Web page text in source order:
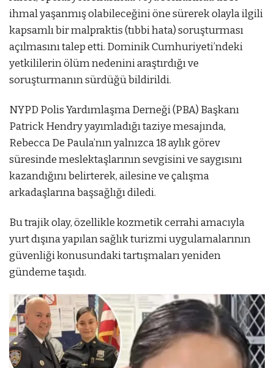
ihmal yaşanmış olabileceğini öne sürerek olayla ilgili
kapsamlı bir malpraktis (tıbbi hata) soruşturması
açılmasını talep etti. Dominik Cumhuriyeti’ndeki
yetkililerin ölüm nedenini araştırdığı ve
soruşturmanın sürdüğü bildirildi.
NYPD Polis Yardımlaşma Derneği (PBA) Başkanı
Patrick Hendry yayımladığı taziye mesajında,
Rebecca De Paula’nın yalnızca 18 aylık görev
süresinde meslektaşlarının sevgisini ve saygısını
kazandığını belirterek, ailesine ve çalışma
arkadaşlarına başsağlığı diledi.
Bu trajik olay, özellikle kozmetik cerrahi amacıyla
yurt dışına yapılan sağlık turizmi uygulamalarının
güvenliği konusundaki tartışmaları yeniden
gündeme taşıdı.